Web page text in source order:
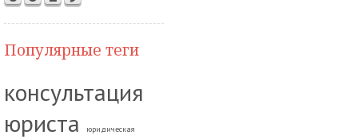
Популярные теги
консультация
юриста
юридическая